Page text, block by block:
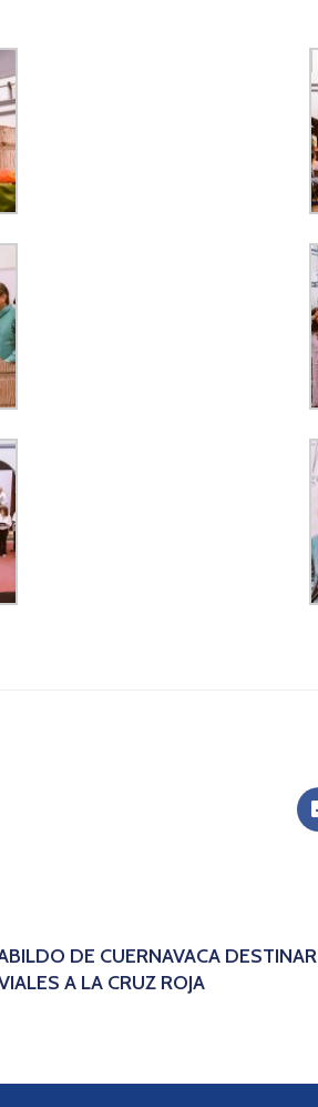
DE CUERNAVACA DESTINAR
A LA CRUZ ROJA